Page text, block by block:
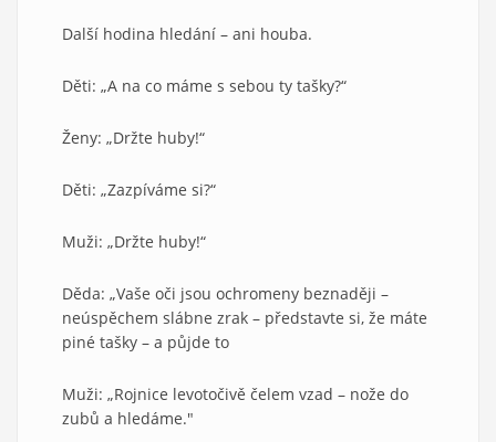
Další hodina hledání – ani houba.
Děti: „A na co máme s sebou ty tašky?“
Ženy: „Držte huby!“
Děti: „Zazpíváme si?“
Muži: „Držte huby!“
Děda: „Vaše oči jsou ochromeny beznaději –
neúspěchem slábne zrak – představte si, že máte
piné tašky – a půjde to
Muži: „Rojnice levotočivě čelem vzad – nože do
zubů a hledáme."